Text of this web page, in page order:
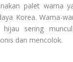
palet warna
Korea. Warna-
sering
dan mencolok.